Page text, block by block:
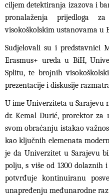
ciljem detektiranja izazova i
pronalaženja prijedloga
visokoškolskim ustanovama u
Sudjelovali su i predstavnici
Erasmus+ ureda u BiH,
Splitu, te brojnih
prezentacije i diskusije
U ime Univerziteta u Sarajevu
dr. Kemal Durić, prorektor
svom obraćanju istakao
kao ključnih elemenata
je da Univerzitet u Sarajevu
polju, s više od 1300 dolaznih
potvrđuje kontinuiranu
unapređenju međunarodne